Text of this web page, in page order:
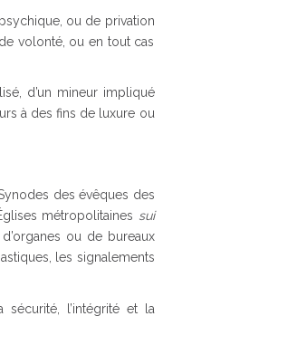
ou de privation
volonté, ou en tout cas
d’un mineur impliqué
à des fins de luxure ou
des évêques des
métropolitaines sui
ou de bureaux
les signalements
l’intégrité et la